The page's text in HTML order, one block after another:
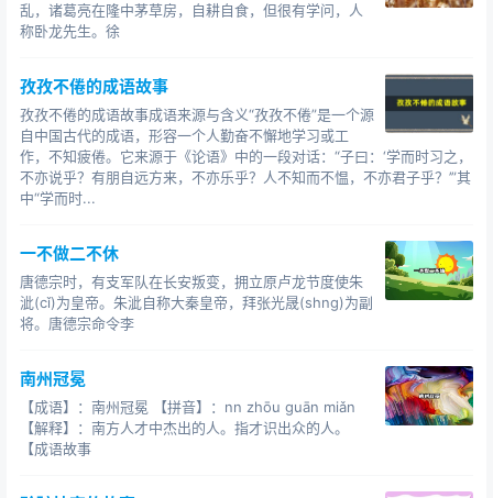
乱，诸葛亮在隆中茅草房，自耕自食，但很有学问，人
称卧龙先生。徐
孜孜不倦的成语故事
孜孜不倦的成语故事成语来源与含义“孜孜不倦”是一个源
自中国古代的成语，形容一个人勤奋不懈地学习或工
作，不知疲倦。它来源于《论语》中的一段对话：“子曰：‘学而时习之，
不亦说乎？有朋自远方来，不亦乐乎？人不知而不愠，不亦君子乎？’”其
中“学而时...
一不做二不休
唐德宗时，有支军队在长安叛变，拥立原卢龙节度使朱
泚(cǐ)为皇帝。朱泚自称大秦皇帝，拜张光晟(shng)为副
将。唐德宗命令李
南州冠冕
【成语】：南州冠冕 【拼音】：nn zhōu guān miǎn
【解释】：南方人才中杰出的人。指才识出众的人。
【成语故事